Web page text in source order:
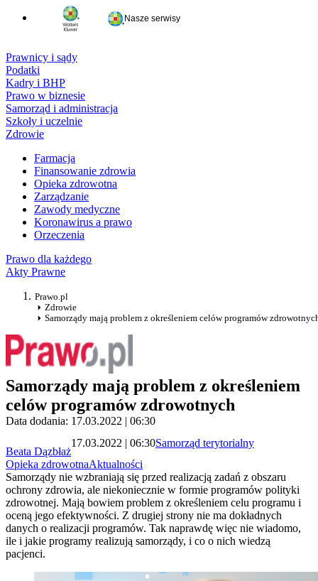
Nasze serwisy
Prawnicy i sądy
Podatki
Kadry i BHP
Prawo w biznesie
Samorząd i administracja
Szkoły i uczelnie
Zdrowie
Farmacja
Finansowanie zdrowia
Opieka zdrowotna
Zarządzanie
Zawody medyczne
Koronawirus a prawo
Orzeczenia
Prawo dla każdego
Akty Prawne
Prawo.pl
Zdrowie
Samorządy mają problem z określeniem celów programów
Samorządy mają problem z określeniem
celów programów zdrowotnych
Data dodania: 17.03.2022 | 06:30
Beata Dązbłaż
17.03.2022 | 06:30Samorząd terytorialny
Opieka zdrowotnaAktualności
Samorządy nie wzbraniają się przed realizacją zadań z obszaru
ochrony zdrowia, ale niekoniecznie w formie programów polityki
zdrowotnej. Mają bowiem problem z określeniem celu programu i
oceną jego efektywności. Z drugiej strony nie ma dokładnych
danych o realizacji programów. Tak naprawdę więc nie wiadomo,
ile i jakie programy realizują samorządy, i co o nich wiedzą
pacjenci.